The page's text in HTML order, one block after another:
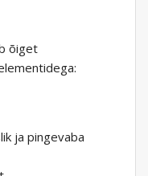
õiget
ja pingevaba